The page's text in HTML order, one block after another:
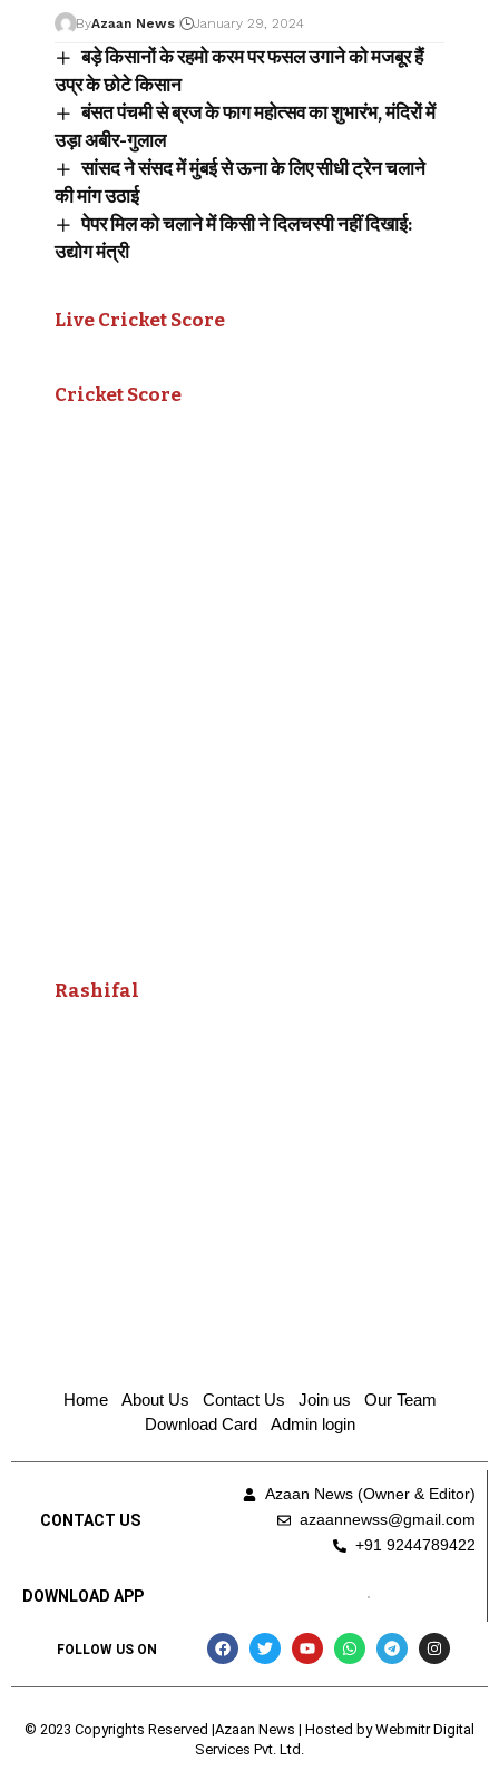
ByAzaan News January 29, 2024
बड़े किसानों के रहमो करम पर फसल उगाने को मजबूर हैं
उप्र के छोटे किसान
बंसत पंचमी से ब्रज के फाग महोत्सव का शुभारंभ, मंदिरों में
उड़ा अबीर-गुलाल
सांसद ने संसद में मुंबई से ऊना के लिए सीधी ट्रेन चलाने
की मांग उठाई
पेपर मिल को चलाने में किसी ने दिलचस्पी नहीं दिखाई:
उद्योग मंत्री
Live Cricket Score
Cricket Score
Rashifal
Home About Us Contact Us Join us
Our Team
Download Card
Admin login
CONTACT US
Azaan News (Owner & Editor)
azaannewss@gmail.com
+91 9244789422
DOWNLOAD APP
FOLLOW US ON
© 2023 Copyrights Reserved |Azaan News | Hosted byWebmitr Digital
Services Pvt. Ltd.